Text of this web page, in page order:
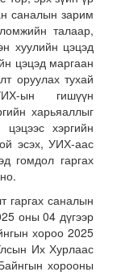
саналын зарим
талаар,
хуулийн цэцэд
цэцэд маргаан
оруулах тухай
ын гишүүн
харьяаллыг
хэргийн
эсэх, УИХ-аас
гомдол гаргах
гаргах саналын
оны 04 дүгээр
хороо 2025
Их Хурлаас
хорооны